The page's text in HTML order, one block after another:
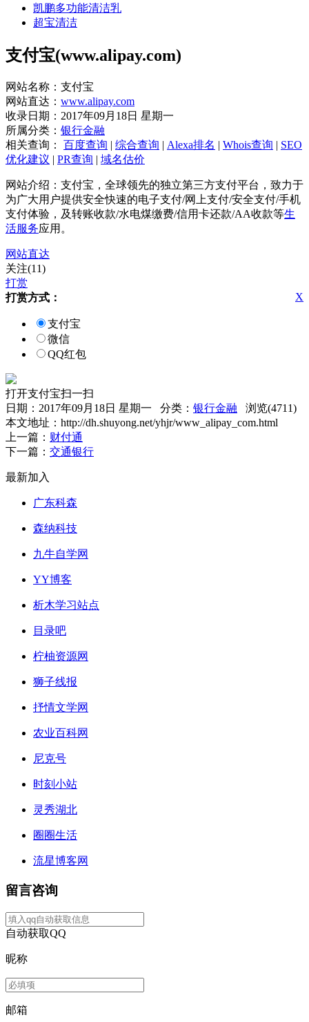
凯鹏多功能清洁乳
超宝清洁
支付宝(www.alipay.com)
网站名称：支付宝
网站直达： www.alipay.com
收录日期：2017年09月18日 星期一
所属分类： 银行金融
相关查询： 百度查询 | 综合查询 | Alexa排名 | Whois查询 | SEO
优化建议 | PR查询 | 域名估价
网站介绍：支付宝，全球领先的独立第三方支付平台，致力于
为广大用户提供安全快速的电子支付/网上支付/安全支付/手机
支付体验，及转账收款/水电煤缴费/信用卡还款/AA收款等生
活服务应用。
网站直达
关注(11)
打赏
X
打赏方式：
支付宝
微信
QQ红包
打开支付宝扫一扫
日期：2017年09月18日 星期一 分类： 银行金融 浏览(4711)
本文地址：http://dh.shuyong.net/yhjr/www_alipay_com.html
上一篇： 财付通
下一篇： 交通银行
最新加入
广东科森
森纳科技
九牛自学网
YY博客
析木学习站点
目录吧
柠柚资源网
狮子线报
抒情文学网
农业百科网
尼克号
时刻小站
灵秀湖北
圈圈生活
流星博客网
留言咨询
自动获取QQ
昵称
邮箱